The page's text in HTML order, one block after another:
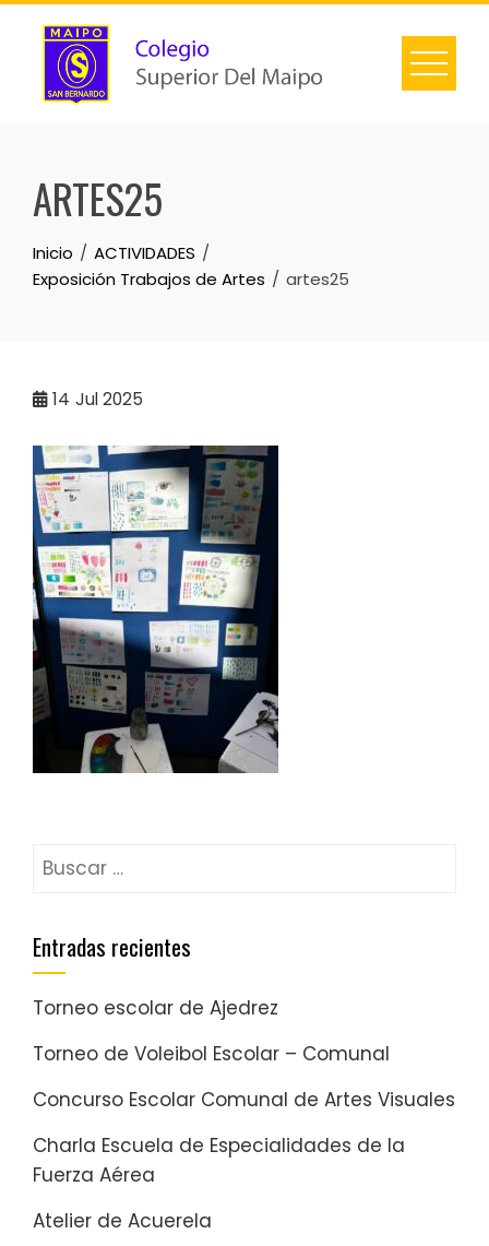
ARTES25
Inicio
ACTIVIDADES
Exposición Trabajos de Artes
artes25
14 Jul 2025
Entradas recientes
Torneo escolar de Ajedrez
Torneo de Voleibol Escolar – Comunal
Concurso Escolar Comunal de Artes Visuales
Charla Escuela de Especialidades de la
Fuerza Aérea
Atelier de Acuerela